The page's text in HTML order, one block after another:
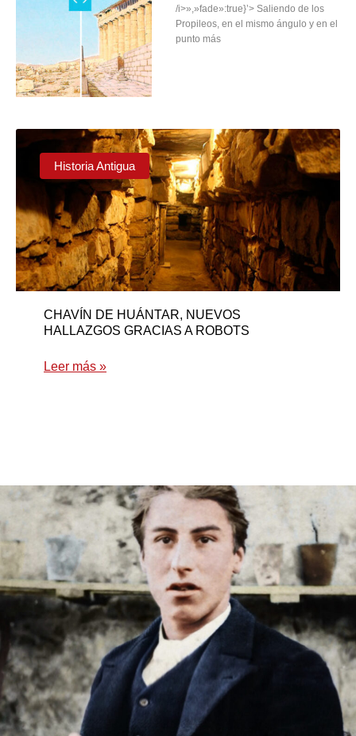
Historia Antigua
CHAVÍN DE HUÁNTAR, NUEVOS
HALLAZGOS GRACIAS A ROBOTS
Leer más »
/i>»,»fade»:true}’> Saliendo de los
Propileos, en el mismo ángulo y en el
punto más